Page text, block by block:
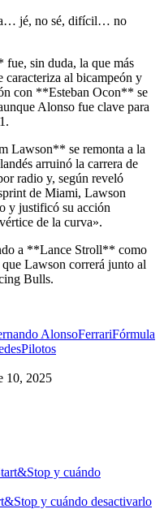
jé, no sé, difícil… no
sin duda, la que más
caracteriza al bicampeón y
con **Esteban Ocon** se
Alonso fue clave para
Lawson** se remonta a la
arruinó la carrera de
radio y, según reveló
de Miami, Lawson
y justificó su acción
de la curva».
a **Lance Stroll** como
Lawson correrá junto al
Bulls.
AlonsoFerrariFórmula
Pilotos
10, 2025
y cuándo desactivarlo